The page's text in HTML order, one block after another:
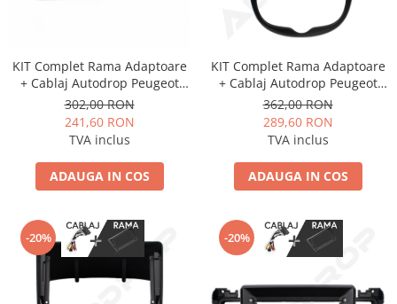
KIT Complet Rama Adaptoare
+ Cablaj Autodrop Peugeot
308 (2012-2015) pentru
Navigatie Multimedia Android
9 inch
302,00 RON
241,60 RON
TVA inclus
ADAUGA IN COS
KIT Complet Rama Adaptoare
+ Cablaj Autodrop Peugeot
206 (2004-2008) pentru
Navigatie Multimedia Android
9 inch
362,00 RON
289,60 RON
TVA inclus
ADAUGA IN COS
-20% -20%